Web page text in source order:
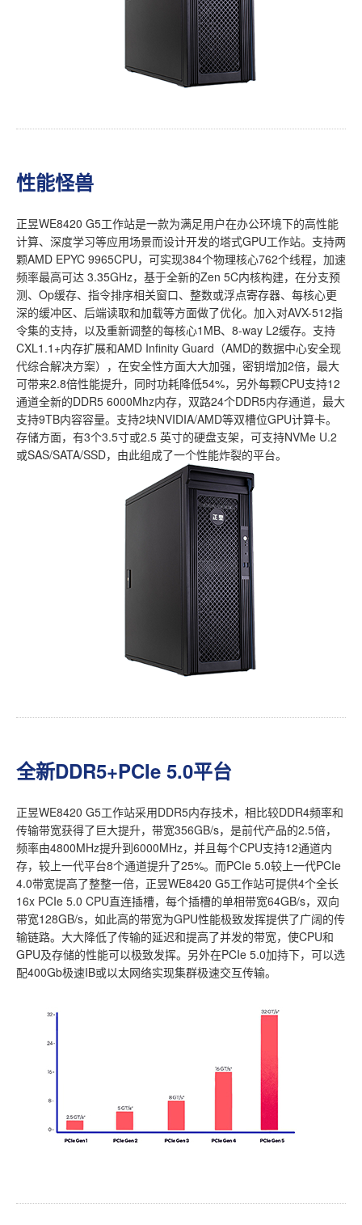
性能怪兽
正昱WE8420 G5工作站是一款为满足用户在办公环境下的高性能
计算、深度学习等应用场景而设计开发的塔式GPU工作站。支持两
颗AMD EPYC 9965CPU，可实现384个物理核心762个线程，加速
频率最高可达 3.35GHz，基于全新的Zen 5C内核构建，在分支预
测、Op缓存、指令排序相关窗口、整数或浮点寄存器、每核心更
深的缓冲区、后端读取和加载等方面做了优化。加入对AVX-512指
令集的支持，以及重新调整的每核心1MB、8-way L2缓存。支持
CXL1.1+内存扩展和AMD Infinity Guard（AMD的数据中心安全现
代综合解决方案），在安全性方面大大加强，密钥增加2倍，最大
可带来2.8倍性能提升，同时功耗降低54%，另外每颗CPU支持12
通道全新的DDR5 6000Mhz内存，双路24个DDR5内存通道，最大
支持9TB内容容量。支持2块NVIDIA/AMD等双槽位GPU计算卡。
存储方面，有3个3.5寸或2.5 英寸的硬盘支架，可支持NVMe U.2
或SAS/SATA/SSD，由此组成了一个性能炸裂的平台。
全新DDR5+PCIe 5.0平台
正昱WE8420 G5工作站采用DDR5内存技术，相比较DDR4频率和
传输带宽获得了巨大提升，带宽356GB/s，是前代产品的2.5倍，
频率由4800MHz提升到6000MHz，并且每个CPU支持12通道内
存，较上一代平台8个通道提升了25%。而PCIe 5.0较上一代PCIe
4.0带宽提高了整整一倍，正昱WE8420 G5工作站可提供4个全长
16x PCIe 5.0 CPU直连插槽，每个插槽的单相带宽64GB/s，双向
带宽128GB/s，如此高的带宽为GPU性能极致发挥提供了广阔的传
输链路。大大降低了传输的延迟和提高了并发的带宽，使CPU和
GPU及存储的性能可以极致发挥。另外在PCIe 5.0加持下，可以选
配400Gb极速IB或以太网络实现集群极速交互传输。